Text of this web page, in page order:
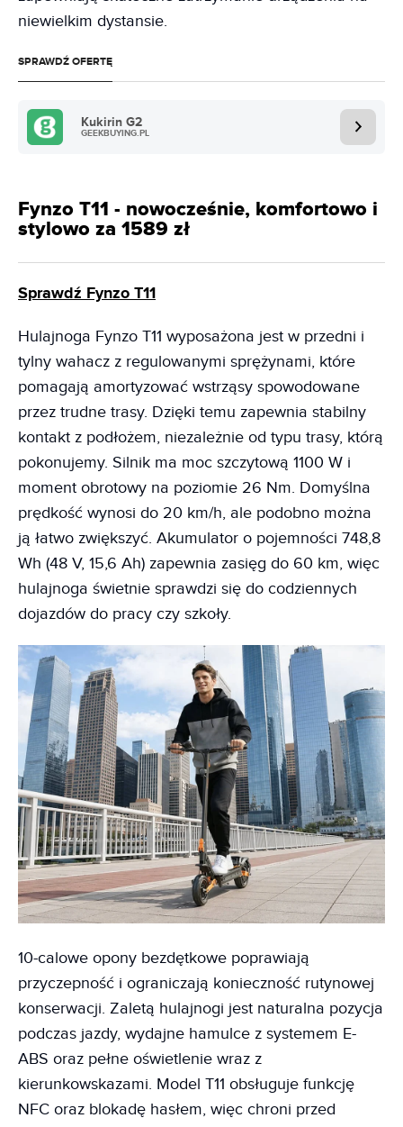
niewielkim dystansie.
SPRAWDŹ OFERTĘ
Kukirin G2
GEEKBUYING.PL
Fynzo T11 - nowocześnie, komfortowo i
stylowo za 1589 zł
Sprawdź Fynzo T11
Hulajnoga Fynzo T11 wyposażona jest w przedni i
tylny wahacz z regulowanymi sprężynami, które
pomagają amortyzować wstrząsy spowodowane
przez trudne trasy. Dzięki temu zapewnia stabilny
kontakt z podłożem, niezależnie od typu trasy, którą
pokonujemy. Silnik ma moc szczytową 1100 W i
moment obrotowy na poziomie 26 Nm. Domyślna
prędkość wynosi do 20 km/h, ale podobno można
ją łatwo zwiększyć. Akumulator o pojemności 748,8
Wh (48 V, 15,6 Ah) zapewnia zasięg do 60 km, więc
hulajnoga świetnie sprawdzi się do codziennych
dojazdów do pracy czy szkoły.
10-calowe opony bezdętkowe poprawiają
przyczepność i ograniczają konieczność rutynowej
konserwacji. Zaletą hulajnogi jest naturalna pozycja
podczas jazdy, wydajne hamulce z systemem E-
ABS oraz pełne oświetlenie wraz z
kierunkowskazami. Model T11 obsługuje funkcję
NFC oraz blokadę hasłem, więc chroni przed